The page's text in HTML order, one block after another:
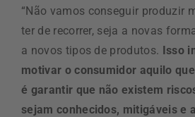
“Não vamos conseguir produzir
ter de recorrer, seja a novas
a novos tipos de produtos. Isso
motivar o consumidor aquilo
é garantir que não existem
sejam conhecidos, mitigáveis e